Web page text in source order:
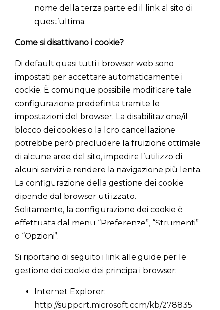
nome della terza parte ed il link al sito di
quest’ultima.
Come si disattivano i cookie?
Di default quasi tutti i browser web sono
impostati per accettare automaticamente i
cookie. È comunque possibile modificare tale
configurazione predefinita tramite le
impostazioni del browser. La disabilitazione/il
blocco dei cookies o la loro cancellazione
potrebbe però precludere la fruizione ottimale
di alcune aree del sito, impedire l’utilizzo di
alcuni servizi e rendere la navigazione più lenta.
La configurazione della gestione dei cookie
dipende dal browser utilizzato.
Solitamente, la configurazione dei cookie è
effettuata dal menu “Preferenze”, “Strumenti”
o “Opzioni”.
Si riportano di seguito i link alle guide per le
gestione dei cookie dei principali browser:
Internet Explorer:
http://support.microsoft.com/kb/278835